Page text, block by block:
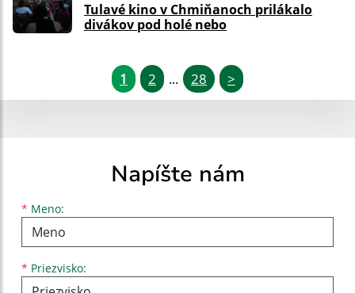
Tulavé kino v Chmiňanoch prilákalo
divákov pod holé nebo
1 2 ... 28 >
Napíšte nám
* Meno:
Meno
* Priezvisko:
Priezvisko
E-mailová adresa